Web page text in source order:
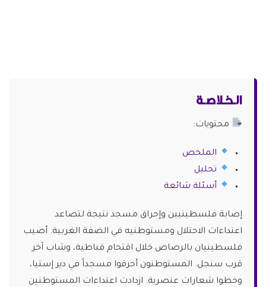
الـخـلاصـة
محتويات:
الملخص
تحليل
أسئلة شائعة
إصابة فلسطينيين وإحراق مسجد نتيجة لتصاعد
اعتداءات الاحتلال ومستوطنيه في الضفة الغربية. أصيب
فلسطينيان بالرصاص خلال اقتحام قباطية، وشاب آخر
قرب سنجل. المستوطنون أحرقوا مسجداً في دير إستيا،
وخطوا شعارات عنصرية. ازدادت اعتداءات المستوطنين